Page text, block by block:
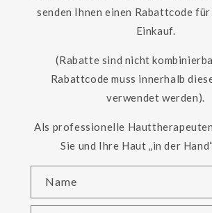
senden Ihnen einen Rabattcode
Einkauf.
(Rabatte sind nicht
Rabattcode muss innerhalb
verwendet werden).
Als professionelle
Sie und Ihre Haut „in der
Name